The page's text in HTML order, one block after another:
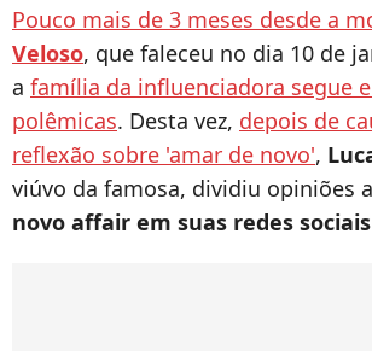
Pouco mais de 3 meses desde a
Veloso, que faleceu no dia 10 de
a família da influenciadora segue
polêmicas. Desta vez, depois de
reflexão sobre 'amar de novo',
viúvo da famosa, dividiu opiniões
novo affair em suas redes sociais